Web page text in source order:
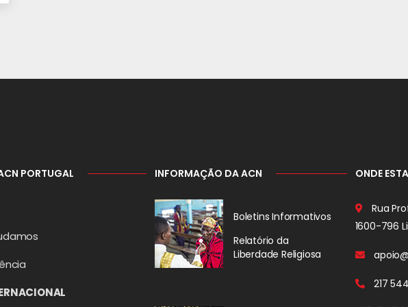
PORTUGAL INFORMAÇÃO DA ACN
Boletins Informativos
Relatório da
Liberdade Religiosa
ONDE
Rua
1600-796
217